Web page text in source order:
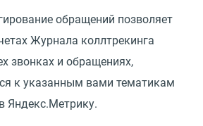
обращений позволяет
Журнала коллтрекинга
звонках и обращениях,
к указанным вами тематикам
Яндекс.Метрику.